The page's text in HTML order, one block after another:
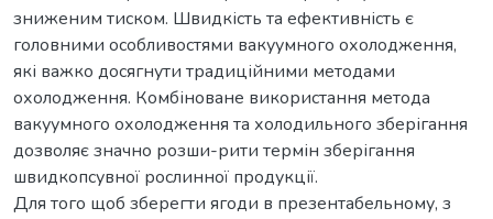
зниженим тиском. Швидкість та ефективність є
головними особливостями вакуумного охолодження,
які важко досягнути традиційними методами
охолодження. Комбіноване використання метода
вакуумного охолодження та холодильного зберігання
дозволяє значно розши-рити термін зберігання
швидкопсувної рослинної продукції.
Для того щоб зберегти ягоди в презентабельному, з